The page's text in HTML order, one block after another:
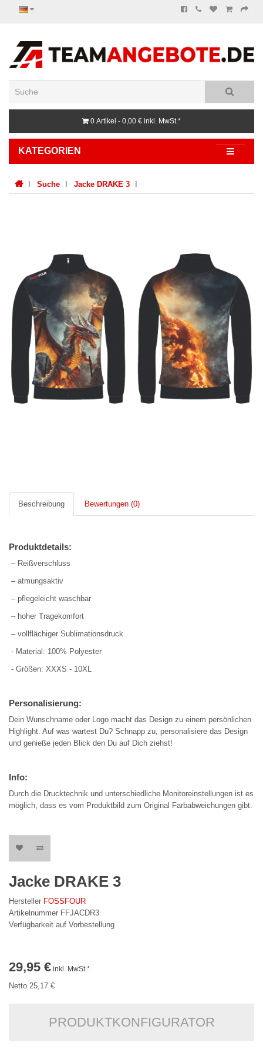
0 Artikel - 0,00 € inkl. MwSt.*
KATEGORIEN
Suche Jacke DRAKE 3
Beschreibung Bewertungen (0)
Produktdetails:
– Reißverschluss
– atmungsaktiv
– pflegeleicht waschbar
– hoher Tragekomfort
– vollflächiger Sublimationsdruck
- Material: 100% Polyester
- Größen: XXXS - 10XL
Personalisierung:
Dein Wunschname oder Logo macht das Design zu einem persönlichen
Highlight. Auf was wartest Du? Schnapp zu, personalisiere das Design
und genieße jeden Blick den Du auf Dich ziehst!
Info:
Durch die Drucktechnik und unterschiedliche Monitoreinstellungen ist es
möglich, dass es vom Produktbild zum Original Farbabweichungen gibt.
Jacke DRAKE 3
Hersteller FOSSFOUR
Artikelnummer FFJACDR3
Verfügbarkeit auf Vorbestellung
29,95 € inkl. MwSt.*
Netto 25,17 €
PRODUKTKONFIGURATOR